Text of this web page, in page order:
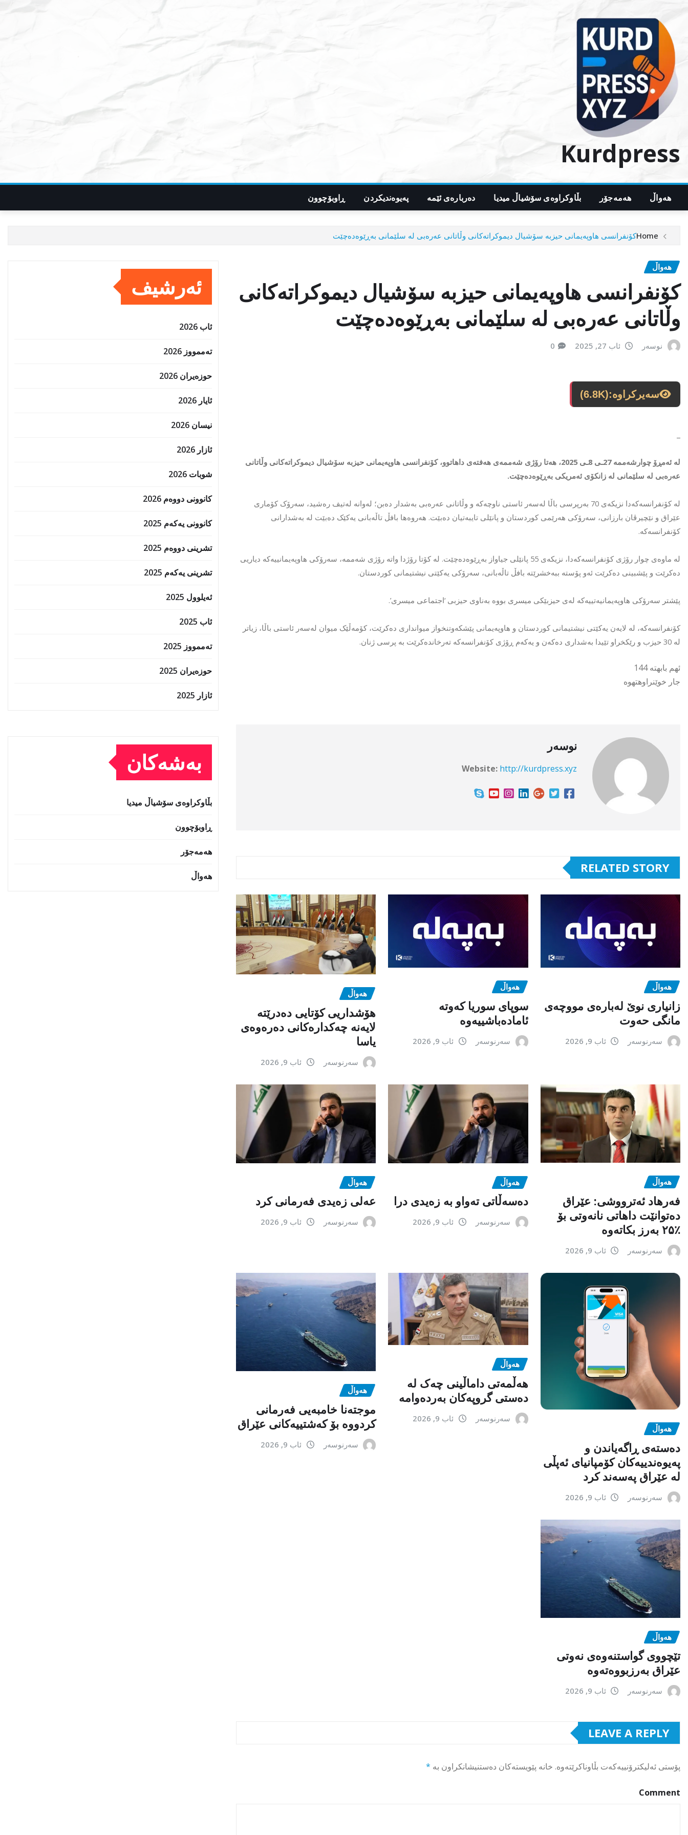
content
Kurdpress
هەواڵ هەمەجۆر بڵاوکراوەی سۆشیاڵ میدیا دەربارەی ئێمە پەیوەندیکردن ڕاوبۆچوون
Homeکۆنفرانسی هاوپەیمانی حیزبە سۆشیال دیموکراتەکانی وڵاتانی عەرەبی لە سلێمانی بەڕێوەدەچێت
هەواڵ
کۆنفرانسی هاوپەیمانی حیزبە سۆشیال دیموکراتەکانی
وڵاتانی عەرەبی لە سلێمانی بەڕێوەدەچێت
نوسەر ئاب 27, 2025 0
سەیرکراوە:(6.8K)
لە ئەمڕۆ چوارشەممە 27ـی 8ـی 2025، هەتا رۆژی شەممەی هەفتەی داهاتوو، کۆنفرانسی هاوپەیمانی حیزبە سۆشیال دیموکراتەکانی وڵاتانی
عەرەبی لە سلێمانی لە زانکۆی ئەمریکی بەڕێوەدەچێت.
لە کۆنفرانسەکەدا نزیکەی 70 بەرپرسی باڵا لەسەر ئاستی ناوچەکە و وڵاتانی عەرەبی بەشدار دەبن؛ لەوانە لەتیف رەشید، سەرۆک کۆماری
عێراق و نێچیرڤان بارزانی، سەرۆکی هەرێمی کوردستان و پانێلی تایبەتیان دەبێت. هەروەها بافڵ تاڵەبانی یەکێک دەبێت لە بەشدارانی
کۆنفرانسەکە.
لە ماوەی چوار رۆژی کۆنفرانسەکەدا، نزیکەی 55 پانێلی جیاواز بەڕێوەدەچێت. لە کۆتا رۆژدا واتە رۆژی شەممە، سەرۆکی هاوپەیمانییەکە دیاریی
دەکرێت و پێشبینی دەکرێت ئەو پۆستە ببەخشرێتە بافڵ تاڵەبانی، سەرۆکی یەکێتی نیشتیمانی کوردستان.
پێشتر سەرۆکی هاوپەیمانیەتییەکە لەی حیزبێکی میسری بووە بەناوی حیزبی ‘اجتماعی میسری’.
کۆنفرانسەکە، لە لایەن یەکێتی نیشتیمانی کوردستان و هاوپەیمانی پێشکەوتنخواز میوانداری دەکرێت، کۆمەڵێک میوان لەسەر ئاستی باڵا، زیاتر
لە 30 حیزب و رێکخراو تێیدا بەشداری دەکەن و یەکەم ڕۆژی کۆنفرانسەکە تەرخاندەکرێت بە پرسی ژنان.
ئهم بابهته 144
جار خوێنراوهتهوه
نوسەر
Website: http://kurdpress.xyz
RELATED STORY
هەواڵ
زانیاری نوێ لەبارەی مووچەی
مانگی حەوت
سەرنوسەر ئاب 9, 2026
هەواڵ
سوپای سوریا کەوتە
ئامادەباشییەوە
سەرنوسەر ئاب 9, 2026
هەواڵ
هۆشداریی کۆتایی دەدرێتە
لایەنە چەکدارەکانی دەرەوەی
یاسا
سەرنوسەر ئاب 9, 2026
هەواڵ
فەرهاد ئەترووشی: عێراق
دەتوانێت داهاتی نانەوتی بۆ
٪۲۵ بەرز بکاتەوە
سەرنوسەر ئاب 9, 2026
هەواڵ
دەسەڵاتی تەواو بە زەیدی درا
سەرنوسەر ئاب 9, 2026
هەواڵ
عەلی زەیدی فەرمانی کرد
سەرنوسەر ئاب 9, 2026
هەواڵ
دەستەی ڕاگەیاندن و
پەیوەندییەکان کۆمپانیای ئەپڵی
لە عێراق پەسەند کرد
سەرنوسەر ئاب 9, 2026
هەواڵ
هەڵمەتی داماڵینی چەک لە
دەستی گروپەکان بەردەوامە
سەرنوسەر ئاب 9, 2026
هەواڵ
موجتەنا خامبەیی فەرمانی
کردووە بۆ کەشتییەکانی عێراق
سەرنوسەر ئاب 9, 2026
هەواڵ
تێچووی گواستنەوەی نەوتی
عێراق بەرزبووەتەوە
سەرنوسەر ئاب 9, 2026
LEAVE A REPLY
پۆستی ئەلیکترۆنییەکەت بڵاوناکرێتەوە. خانە پێویستەکان دەستنیشانکراون بە *
Comment
ئەرشیف
ئاب 2026
تەممووز 2026
حوزه‌یران 2026
ئایار 2026
نیسان 2026
ئازار 2026
شوبات 2026
کانوونی دووەم 2026
کانوونی یەکەم 2025
تشرینی دووەم 2025
تشرینی یەکەم 2025
ئەیلوول 2025
ئاب 2025
تەممووز 2025
حوزه‌یران 2025
ئازار 2025
بەشەکان
بڵاوکراوەی سۆشیاڵ میدیا
ڕاوبۆچوون
هەمەجۆر
هەواڵ